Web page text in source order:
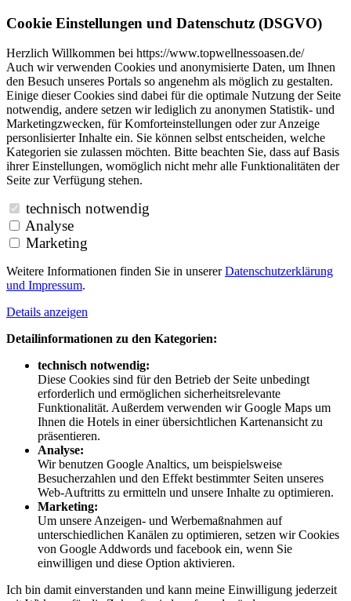
Cookie Einstellungen und Datenschutz (DSGVO)
Herzlich Willkommen bei https://www.topwellnessoasen.de/
Auch wir verwenden Cookies und anonymisierte Daten, um Ihnen
den Besuch unseres Portals so angenehm als möglich zu gestalten.
Einige dieser Cookies sind dabei für die optimale Nutzung der Seite
notwendig, andere setzen wir lediglich zu anonymen Statistik- und
Marketingzwecken, für Komforteinstellungen oder zur Anzeige
personlisierter Inhalte ein. Sie können selbst entscheiden, welche
Kategorien sie zulassen möchten. Bitte beachten Sie, dass auf Basis
ihrer Einstellungen, womöglich nicht mehr alle Funktionalitäten der
Seite zur Verfügung stehen.
technisch notwendig
Analyse
Marketing
Weitere Informationen finden Sie in unsererDatenschutzerklärung
und Impressum.
Details anzeigen
Detailinformationen zu den Kategorien:
technisch notwendig:
Diese Cookies sind für den Betrieb der Seite unbedingt
erforderlich und ermöglichen sicherheitsrelevante
Funktionalität. Außerdem verwenden wir Google Maps um
Ihnen die Hotels in einer übersichtlichen Kartenansicht zu
präsentieren.
Analyse:
Wir benutzen Google Analtics, um beispielsweise
Besucherzahlen und den Effekt bestimmter Seiten unseres
Web-Auftritts zu ermitteln und unsere Inhalte zu optimieren.
Marketing:
Um unsere Anzeigen- und Werbemaßnahmen auf
unterschiedlichen Kanälen zu optimieren, setzen wir Cookies
von Google Addwords und facebook ein, wenn Sie
einwilligen und diese Option aktivieren.
Ich bin damit einverstanden und kann meine Einwilligung jederzeit